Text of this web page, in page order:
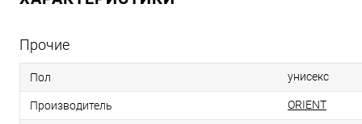
Прочие
Пол унисекс
Производитель ORIENT